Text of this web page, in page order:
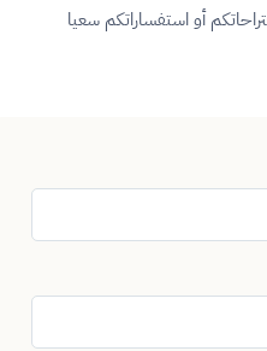
أو استفساراتكم سعيا